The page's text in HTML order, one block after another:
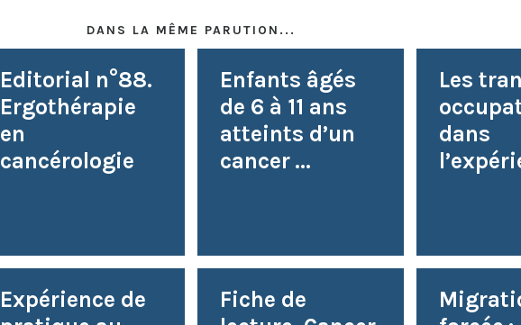
DANS LA MÊME PARUTION...
Editorial n°88.
Ergothérapie
en
cancérologie
Enfants âgés
de 6 à 11 ans
atteints d’un
cancer ...
Les
dans
Expérience de
Fiche de